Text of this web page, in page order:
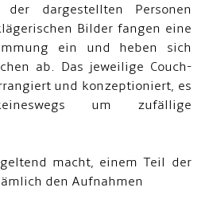
der dargestellten Personen
Bilder fangen eine
ein und heben sich
ab. Das jeweilige Couch-
und konzeptioniert, es
um zufällige
macht, einem Teil der
den Aufnahmen